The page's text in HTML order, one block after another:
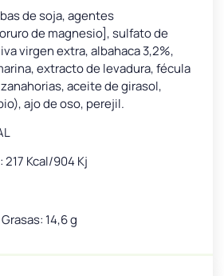
de soja, agentes
de magnesio], sulfato de
virgen extra, albahaca 3,2%,
extracto de levadura, fécula
aceite de girasol,
ajo de oso, perejil.
Kcal/904 Kj
14,6 g